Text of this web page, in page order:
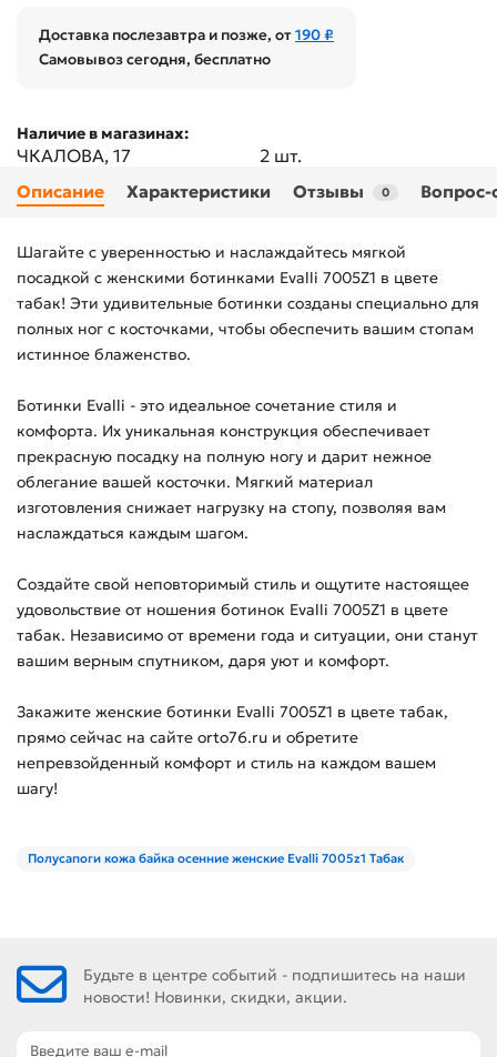
Доставка послезавтра и позже, от190 ₽
Самовывоз сегодня, бесплатно
Наличие в магазинах:
ЧКАЛОВА, 17 2 шт.
Описание Характеристики Отзывы 0 Вопрос-
Шагайте с уверенностью и наслаждайтесь мягкой
посадкой с женскими ботинками Evalli 7005Z1 в цвете
табак! Эти удивительные ботинки созданы специально для
полных ног с косточками, чтобы обеспечить вашим стопам
истинное блаженство.
Ботинки Evalli - это идеальное сочетание стиля и
комфорта. Их уникальная конструкция обеспечивает
прекрасную посадку на полную ногу и дарит нежное
облегание вашей косточки. Мягкий материал
изготовления снижает нагрузку на стопу, позволяя вам
наслаждаться каждым шагом.
Создайте свой неповторимый стиль и ощутите настоящее
удовольствие от ношения ботинок Evalli 7005Z1 в цвете
табак. Независимо от времени года и ситуации, они станут
вашим верным спутником, даря уют и комфорт.
Закажите женские ботинки Evalli 7005Z1 в цвете табак,
прямо сейчас на сайте orto76.ru и обретите
непревзойденный комфорт и стиль на каждом вашем
шагу!
Полусапоги кожа байка осенние женские Evalli 7005z1 Табак
Будьте в центре событий - подпишитесь на наши
новости! Новинки, скидки, акции.